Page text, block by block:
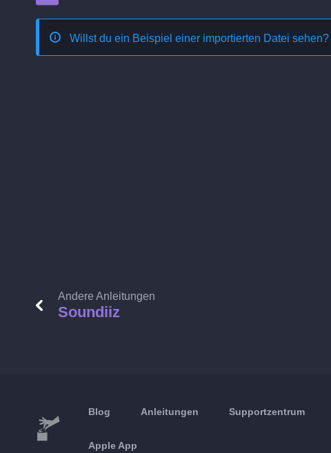
Willst du ein Beispiel einer importierten Datei sehen?
Andere Anleitungen
Soundiiz
Blog Anleitungen Supportzentrum
Apple App